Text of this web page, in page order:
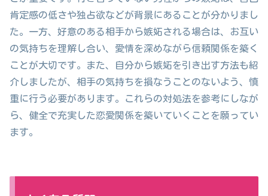
肯定感の低さや独占欲などが背景にあることが分かりまし
た。一方、好意のある相手から嫉妬される場合は、お互い
の気持ちを理解し合い、愛情を深めながら信頼関係を築く
ことが大切です。また、自分から嫉妬を引き出す方法も紹
介しましたが、相手の気持ちを損なうことのないよう、慎
重に行う必要があります。これらの対処法を参考にしなが
ら、健全で充実した恋愛関係を築いていくことを願ってい
ます。